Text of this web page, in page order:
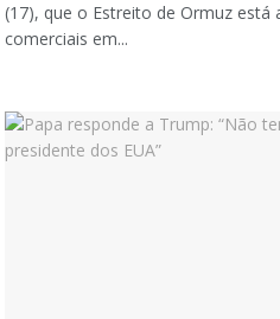
(17), que o Estreito de Ormuz está
comerciais em...